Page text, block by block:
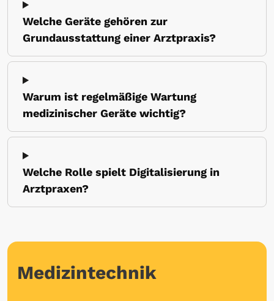
Welche Geräte gehören zur
Grundausstattung einer Arztpraxis?
Warum ist regelmäßige Wartung
medizinischer Geräte wichtig?
Welche Rolle spielt Digitalisierung in
Arztpraxen?
Medizintechnik